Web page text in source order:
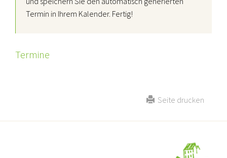
Termin in Ihrem Kalender. Fertig!
Termine
Seite drucken